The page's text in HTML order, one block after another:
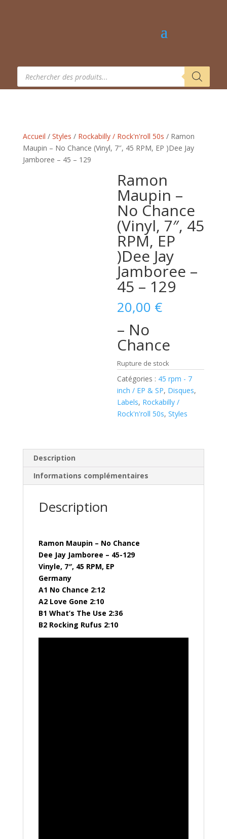
Recherche
produits
Accueil / Styles / Rockabilly / Rock'n'roll 50s / Ramon
Maupin – No Chance (Vinyl, 7″, 45 RPM, EP )Dee Jay
Jamboree – 45 – 129
Ramon
Maupin –
No Chance
(Vinyl, 7″, 45
RPM, EP
)Dee Jay
Jamboree –
45 – 129
20,00 €
– No
Chance
Rupture de stock
Catégories : 45 rpm - 7
inch / EP & SP, Disques,
Labels, Rockabilly /
Rock'n'roll 50s,Styles
Description
Informations complémentaires
Description
Ramon Maupin – No Chance
Dee Jay Jamboree – 45-129
Vinyle, 7″, 45 RPM, EP
Germany
A1 No Chance 2:12
A2 Love Gone 2:10
B1 What’s The Use 2:36
B2 Rocking Rufus 2:10